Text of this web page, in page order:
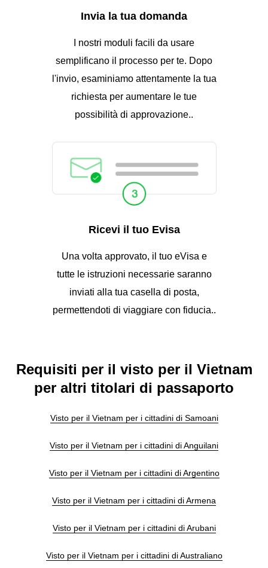
Invia la tua domanda
I nostri moduli facili da usare
semplificano il processo per te. Dopo
l'invio, esaminiamo attentamente la tua
richiesta per aumentare le tue
possibilità di approvazione..
Ricevi il tuo Evisa
Una volta approvato, il tuo eVisa e
tutte le istruzioni necessarie saranno
inviati alla tua casella di posta,
permettendoti di viaggiare con fiducia..
Requisiti per il visto per il Vietnam
per altri titolari di passaporto
Visto per il Vietnam per i cittadini di Samoani
Visto per il Vietnam per i cittadini di Anguilani
Visto per il Vietnam per i cittadini di Argentino
Visto per il Vietnam per i cittadini di Armena
Visto per il Vietnam per i cittadini di Arubani
Visto per il Vietnam per i cittadini di Australiano